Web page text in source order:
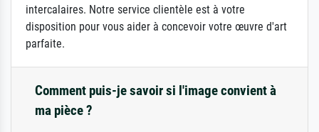
intercalaires. Notre service clientèle est à votre
disposition pour vous aider à concevoir votre œuvre d'art
parfaite.
Comment puis-je savoir si l'image convient à
ma pièce ?